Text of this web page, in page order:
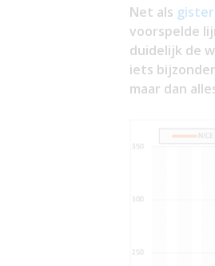
Net als
voorspelde
duidelijk de
iets
maar dan